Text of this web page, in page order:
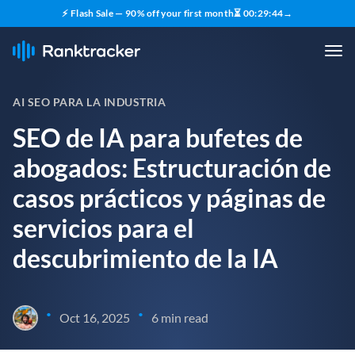
⚡ Flash Sale — 90% off your first month⏳ 00:29:43→
AI SEO PARA LA INDUSTRIA
SEO de IA para bufetes de
abogados: Estructuración de
casos prácticos y páginas de
servicios para el
descubrimiento de la IA
• Oct 16, 2025 • 6 min read